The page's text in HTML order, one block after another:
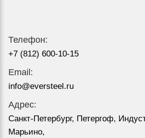
Телефон:
+7 (812) 600-10-15
Email:
info@eversteel.ru
Адрес:
Санкт-Петербург, Петергоф,
Марьино,